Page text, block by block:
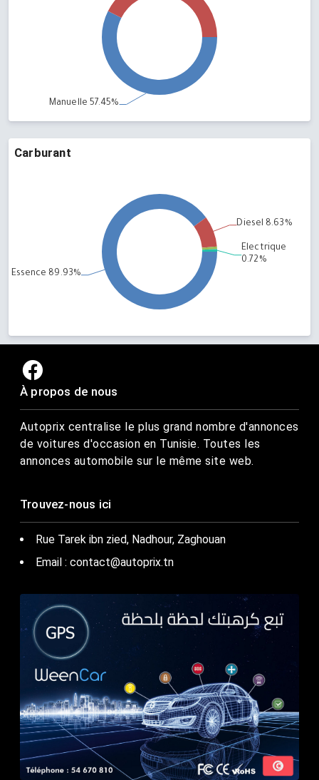
Carburant
À propos de nous
Autoprix centralise le plus grand nombre d'annonces
de voitures d'occasion en Tunisie. Toutes les
annonces automobile sur le même site web.
Trouvez-nous ici
Rue Tarek ibn zied, Nadhour, Zaghouan
Email : contact@autoprix.tn